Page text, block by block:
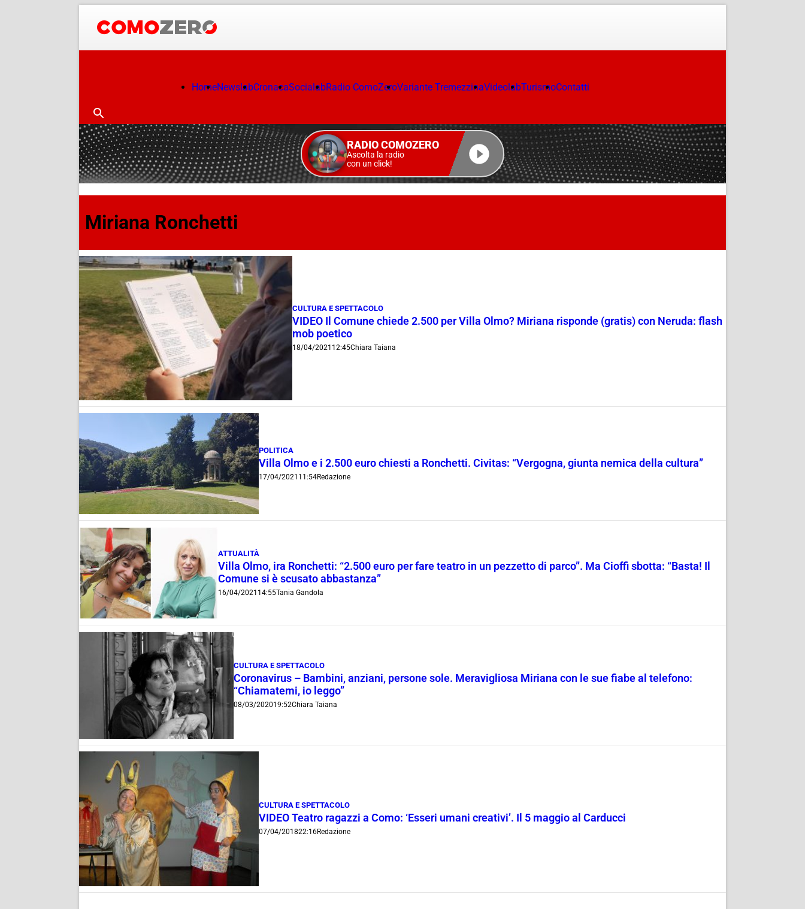
HomeNewslabCronacaSocialabRadio ComoZeroVariante TremezzinaVideolabTurismoContatti
RADIO COMOZERO
Ascolta la radio
con un click!
Miriana Ronchetti
CULTURA E SPETTACOLO
VIDEO Il Comune chiede 2.500 per Villa Olmo? Miriana risponde (gratis) con Neruda: flash
mob poetico
18/04/2021 12:45Chiara Taiana
POLITICA
Villa Olmo e i 2.500 euro chiesti a Ronchetti. Civitas: “Vergogna, giunta nemica della cultura”
17/04/2021 11:54Redazione
ATTUALITÀ
Villa Olmo, ira Ronchetti: “2.500 euro per fare teatro in un pezzetto di parco”. Ma Cioffi sbotta: “Basta! Il
Comune si è scusato abbastanza”
16/04/2021 14:55Tania Gandola
CULTURA E SPETTACOLO
Coronavirus – Bambini, anziani, persone sole. Meravigliosa Miriana con le sue fiabe al telefono:
“Chiamatemi, io leggo”
08/03/202019:52Chiara Taiana
CULTURA E SPETTACOLO
VIDEO Teatro ragazzi a Como: ‘Esseri umani creativi’. Il 5 maggio al Carducci
07/04/201822:16Redazione